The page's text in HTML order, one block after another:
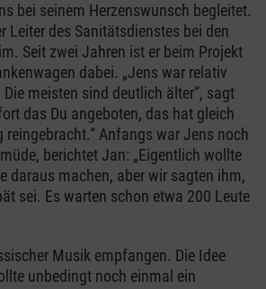
bei seinem Herzenswunsch begleitet.
Leiter des Sanitätsdienstes bei den
Seit zwei Jahren ist er beim Projekt
dabei. „Jens war relativ
meisten sind deutlich älter“, sagt
das Du angeboten, das hat gleich
reingebracht.“ Anfangs war Jens noch
berichtet Jan: „Eigentlich wollte
daraus machen, aber wir sagten ihm,
sei. Es warten schon etwa 200 Leute
Musik empfangen. Die Idee
unbedingt noch einmal ein